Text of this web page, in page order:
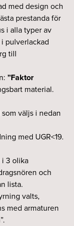
med design och
prestanda för
i alla typer av
pulverlackad
till
”Faktor
material.
väljs i nedan
med UGR<19.
3 olika
och
lista.
valts,
med armaturen